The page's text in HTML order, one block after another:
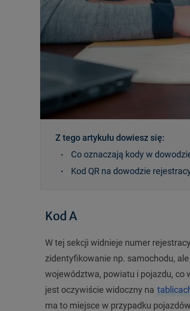
Z tego artykułu dowiesz się:
Co oznaczają kody w
Kod QR na dowodzie
Kod A
W tej sekcji widnieje numer
zidentyfikowanie np. samochodu,
województwa, powiatu i pojazdu, co
jest oczywiście widoczny na
ma to miejsce w przypadku